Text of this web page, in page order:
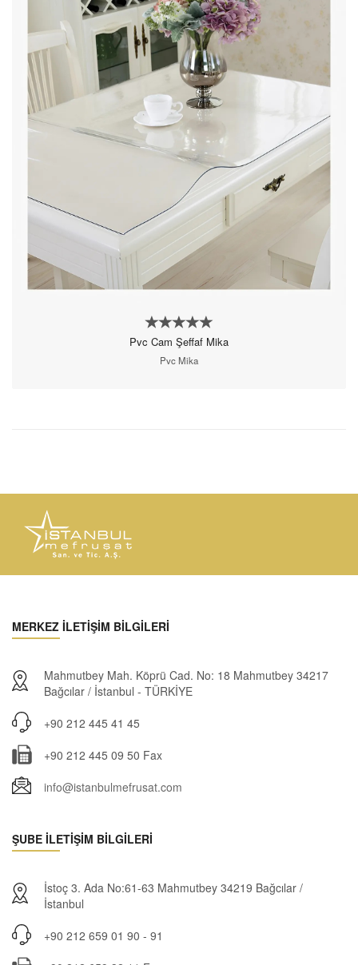
Pvc Cam Şeffaf Mika
Pvc Mika
MERKEZ İLETİŞİM BİLGİLERİ
Mahmutbey Mah. Köprü Cad. No: 18 Mahmutbey 34217
Bağcılar / İstanbul - TÜRKİYE
+90 212 445 41 45
+90 212 445 09 50 Fax
info@istanbulmefrusat.com
ŞUBE İLETİŞİM BİLGİLERİ
İstoç 3. Ada No:61-63 Mahmutbey 34219 Bağcılar /
İstanbul
+90 212 659 01 90 - 91